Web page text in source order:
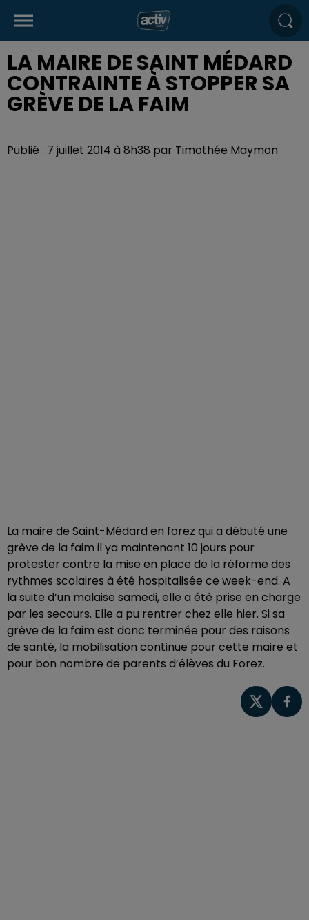
LA MAIRE DE SAINT MÉDARD
CONTRAINTE À STOPPER SA
GRÈVE DE LA FAIM
Publié : 7 juillet 2014 à 8h38 par Timothée Maymon
La maire de Saint-Médard en forez qui a débuté une
grève de la faim il ya maintenant 10 jours pour
protester contre la mise en place de la réforme des
rythmes scolaires à été hospitalisée ce week-end. A
la suite d’un malaise samedi, elle a été prise en charge
par les secours. Elle a pu rentrer chez elle hier. Si sa
grève de la faim est donc terminée pour des raisons
de santé, la mobilisation continue pour cette maire et
pour bon nombre de parents d’élèves du Forez.